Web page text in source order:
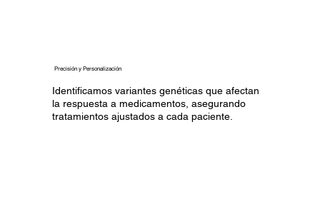
Precisión y Personalización
Identificamos variantes genéticas que afectan
la respuesta a medicamentos, asegurando
tratamientos ajustados a cada paciente.